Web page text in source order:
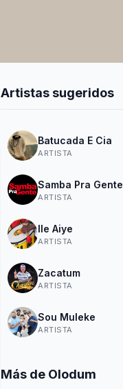
Artistas sugeridos
Batucada E Cia
ARTISTA
Samba Pra Gente
ARTISTA
Ile Aiye
ARTISTA
Zacatum
ARTISTA
Sou Muleke
ARTISTA
Más de Olodum